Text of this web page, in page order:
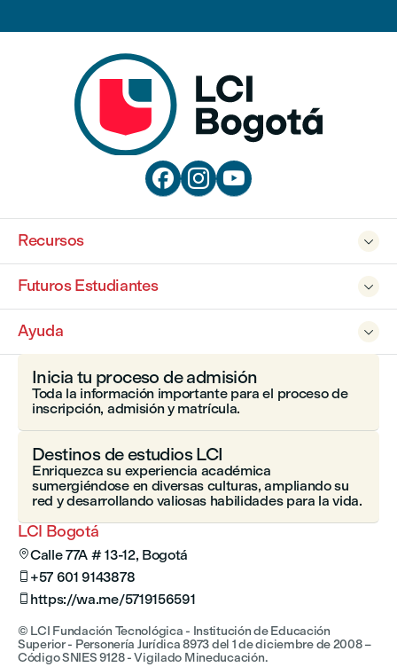
  

Recursos

Futuros Estudiantes

Ayuda
LCI Bogotá
Calle 77A # 13-12, Bogotá
 +57 601 9143878
 https://wa.me/5719156591
Inicia tu proceso de admisión
Toda la información importante para el proceso de
inscripción, admisión y matrícula.
Destinos de estudios LCI
Enriquezca su experiencia académica
sumergiéndose en diversas culturas, ampliando su
red y desarrollando valiosas habilidades para la vida.
© LCI Fundación Tecnológica - Institución de Educación
Superior - Personería Jurídica 8973 del 1 de diciembre de 2008 –
Código SNIES 9128 - Vigilado Mineducación.